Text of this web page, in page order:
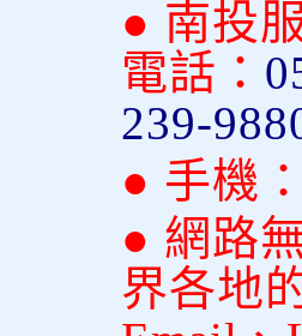
● 南投
電話：
239-
● 手機：
● 網路
界各地